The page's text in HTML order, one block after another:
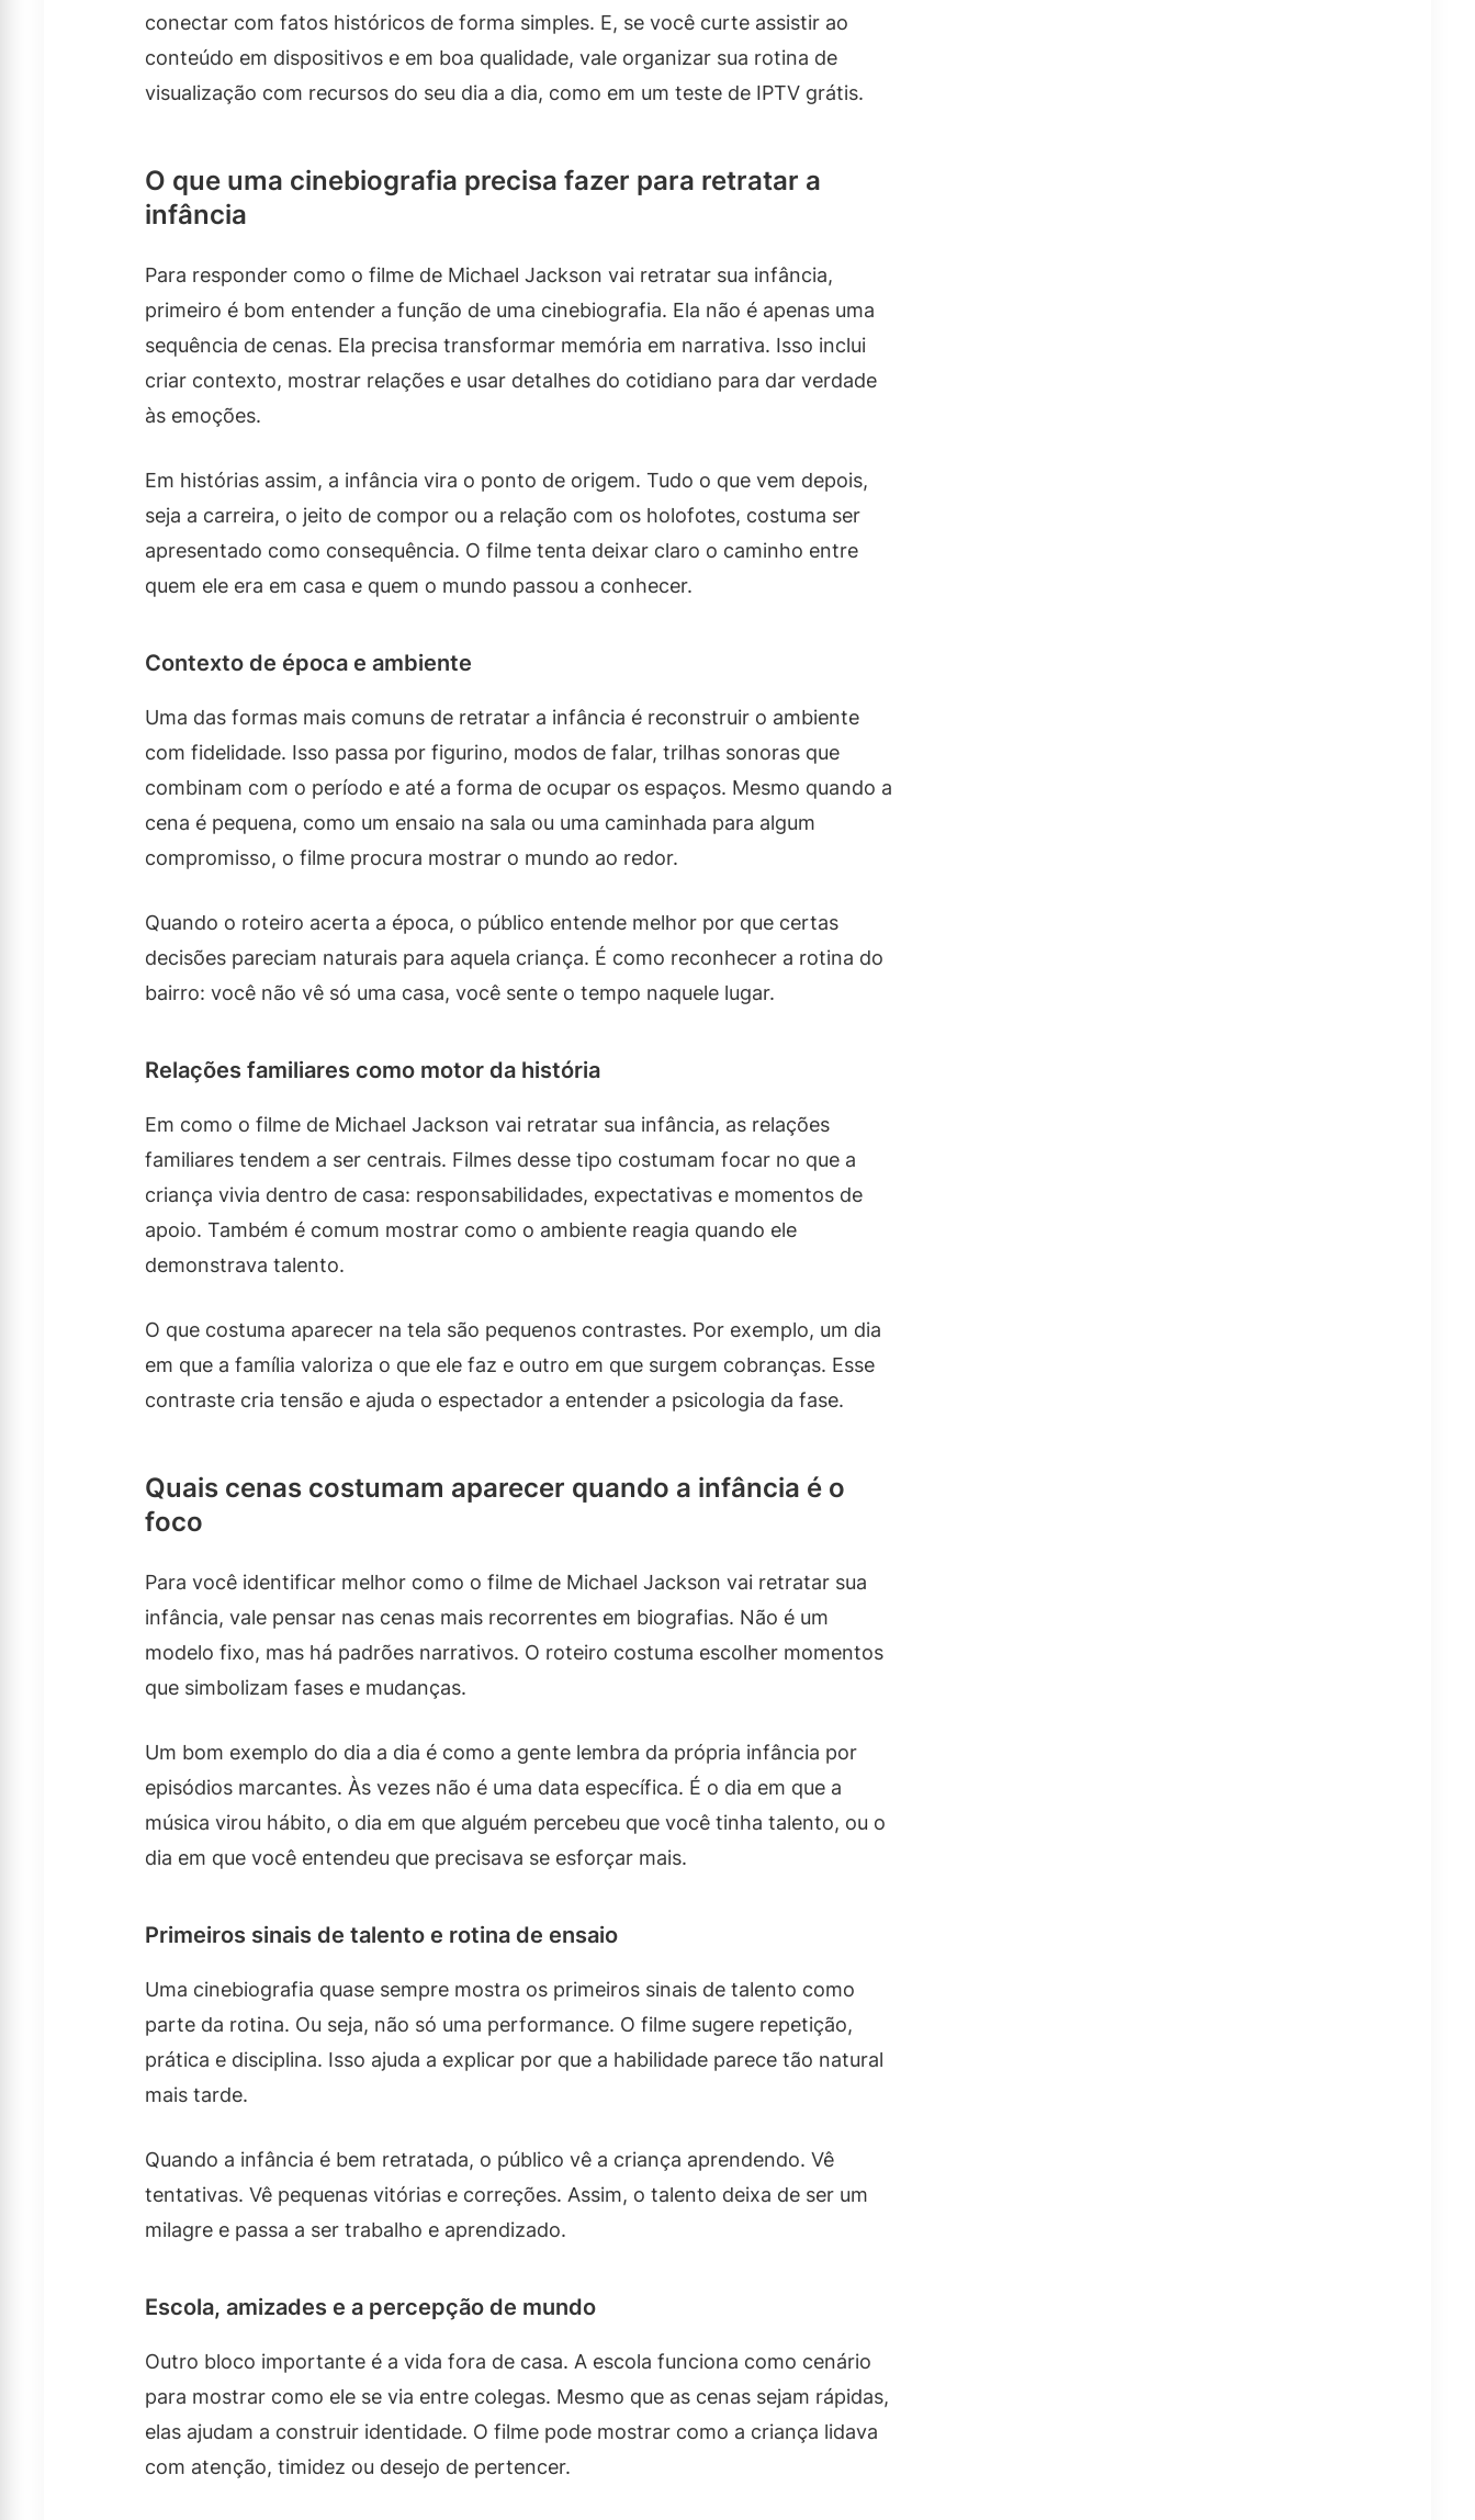
conectar com fatos históricos de forma simples. E, se você curte assistir ao
conteúdo em dispositivos e em boa qualidade, vale organizar sua rotina de
visualização com recursos do seu dia a dia, como em um teste de IPTV grátis.
O que uma cinebiografia precisa fazer para retratar a
infância
Para responder como o filme de Michael Jackson vai retratar sua infância,
primeiro é bom entender a função de uma cinebiografia. Ela não é apenas uma
sequência de cenas. Ela precisa transformar memória em narrativa. Isso inclui
criar contexto, mostrar relações e usar detalhes do cotidiano para dar verdade
às emoções.
Em histórias assim, a infância vira o ponto de origem. Tudo o que vem depois,
seja a carreira, o jeito de compor ou a relação com os holofotes, costuma ser
apresentado como consequência. O filme tenta deixar claro o caminho entre
quem ele era em casa e quem o mundo passou a conhecer.
Contexto de época e ambiente
Uma das formas mais comuns de retratar a infância é reconstruir o ambiente
com fidelidade. Isso passa por figurino, modos de falar, trilhas sonoras que
combinam com o período e até a forma de ocupar os espaços. Mesmo quando a
cena é pequena, como um ensaio na sala ou uma caminhada para algum
compromisso, o filme procura mostrar o mundo ao redor.
Quando o roteiro acerta a época, o público entende melhor por que certas
decisões pareciam naturais para aquela criança. É como reconhecer a rotina do
bairro: você não vê só uma casa, você sente o tempo naquele lugar.
Relações familiares como motor da história
Em como o filme de Michael Jackson vai retratar sua infância, as relações
familiares tendem a ser centrais. Filmes desse tipo costumam focar no que a
criança vivia dentro de casa: responsabilidades, expectativas e momentos de
apoio. Também é comum mostrar como o ambiente reagia quando ele
demonstrava talento.
O que costuma aparecer na tela são pequenos contrastes. Por exemplo, um dia
em que a família valoriza o que ele faz e outro em que surgem cobranças. Esse
contraste cria tensão e ajuda o espectador a entender a psicologia da fase.
Quais cenas costumam aparecer quando a infância é o
foco
Para você identificar melhor como o filme de Michael Jackson vai retratar sua
infância, vale pensar nas cenas mais recorrentes em biografias. Não é um
modelo fixo, mas há padrões narrativos. O roteiro costuma escolher momentos
que simbolizam fases e mudanças.
Um bom exemplo do dia a dia é como a gente lembra da própria infância por
episódios marcantes. Às vezes não é uma data específica. É o dia em que a
música virou hábito, o dia em que alguém percebeu que você tinha talento, ou o
dia em que você entendeu que precisava se esforçar mais.
Primeiros sinais de talento e rotina de ensaio
Uma cinebiografia quase sempre mostra os primeiros sinais de talento como
parte da rotina. Ou seja, não só uma performance. O filme sugere repetição,
prática e disciplina. Isso ajuda a explicar por que a habilidade parece tão natural
mais tarde.
Quando a infância é bem retratada, o público vê a criança aprendendo. Vê
tentativas. Vê pequenas vitórias e correções. Assim, o talento deixa de ser um
milagre e passa a ser trabalho e aprendizado.
Escola, amizades e a percepção de mundo
Outro bloco importante é a vida fora de casa. A escola funciona como cenário
para mostrar como ele se via entre colegas. Mesmo que as cenas sejam rápidas,
elas ajudam a construir identidade. O filme pode mostrar como a criança lidava
com atenção, timidez ou desejo de pertencer.